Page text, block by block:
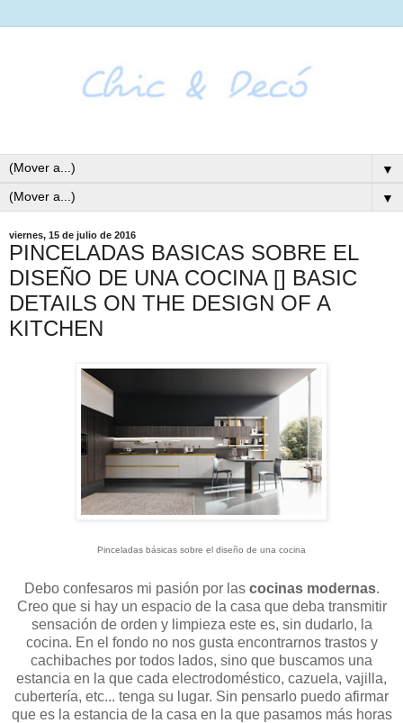
▼
▼
viernes, 15 de julio de 2016
PINCELADAS BASICAS SOBRE EL
DISEÑO DE UNA COCINA [] BASIC
DETAILS ON THE DESIGN OF A
KITCHEN
Pinceladas básicas sobre el diseño de una cocina
Debo confesaros mi pasión por las cocinas modernas.
Creo que si hay un espacio de la casa que deba transmitir
sensación de orden y limpieza este es, sin dudarlo, la
cocina. En el fondo no nos gusta encontrarnos trastos y
cachibaches por todos lados, sino que buscamos una
estancia en la que cada electrodoméstico, cazuela, vajilla,
cubertería, etc... tenga su lugar. Sin pensarlo puedo afirmar
que es la estancia de la casa en la que pasamos más horas